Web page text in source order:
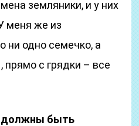
земляники, и у них
меня же из
ни одно семечко, а
с грядки – все
должны быть